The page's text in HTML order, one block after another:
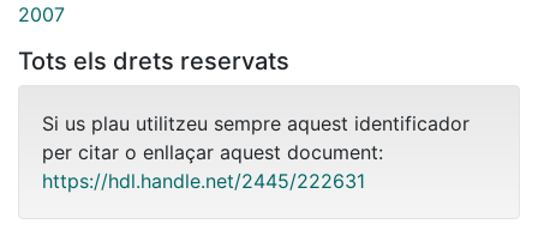
2007
Tots els drets reservats
Si us plau utilitzeu sempre aquest identificador
per citar o enllaçar aquest document:
https://hdl.handle.net/2445/222631